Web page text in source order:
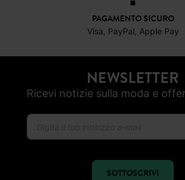
PAGAMENTO SICURO
Visa, PayPal, Apple Pay
NEWSLETTER
Ricevi notizie sulla moda e
SOTTOSCRIVI